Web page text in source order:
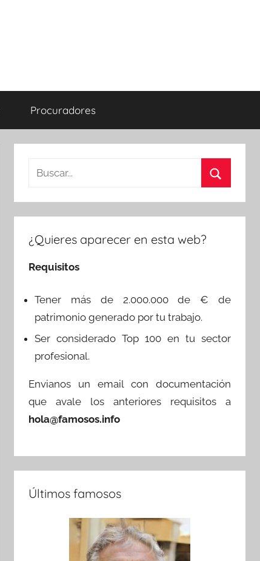
Procuradores
Buscar:
¿Quieres aparecer en esta web?
Requisitos
Tener más de 2.000.000 de € de
patrimonio generado por tu trabajo.
Ser considerado Top 100 en tu sector
profesional.
Envianos un email con documentación
que avale los anteriores requisitos a
hola@famosos.info
Últimos famosos